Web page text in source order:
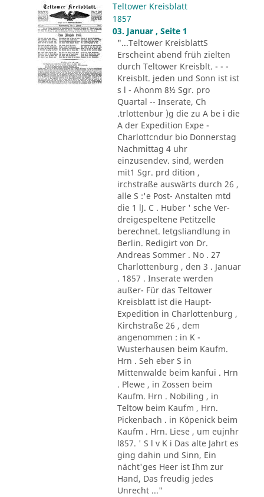
Teltower Kreisblatt
1857
03. Januar , Seite 1
"...Teltower KreisblattS
Erscheint abend früh zielten
durch Teltower Kreisblt. - - -
Kreisblt. jeden und Sonn ist ist
s l - Ahonm 8½ Sgr. pro
Quartal -- Inserate, Ch
.trlottenbur )g die zu A be i die
A der Expedition Expe -
Charlottcndur bio Donnerstag
Nachmittag 4 uhr
einzusendev. sind, werden
mit1 Sgr. prd dition ,
irchstraße auswärts durch 26 ,
alle S :'e Post- Anstalten mtd
die 1 lJ. C . Huber ' sche Ver-
dreigespeltene Petitzelle
berechnet. letgsliandlung in
Berlin. Redigirt von Dr.
Andreas Sommer . No . 27
Charlottenburg , den 3 . Januar
. 1857 . Inserate werden
außer- Für das Teltower
Kreisblatt ist die Haupt-
Expedition in Charlottenburg ,
Kirchstraße 26 , dem
angenommen : in K -
Wusterhausen beim Kaufm.
Hrn . Seh eber S in
Mittenwalde beim kanfui . Hrn
. Plewe , in Zossen beim
Kaufm. Hrn . Nobiling , in
Teltow beim Kaufm , Hrn.
Pickenbach . in Köpenick beim
Kaufm . Hrn. Liese , um eujnhr
l857. ' S l v K i Das alte Jahrt es
ging dahin und Sinn, Ein
nächt'ges Heer ist Ihm zur
Hand, Das freudig jedes
Unrecht ..."